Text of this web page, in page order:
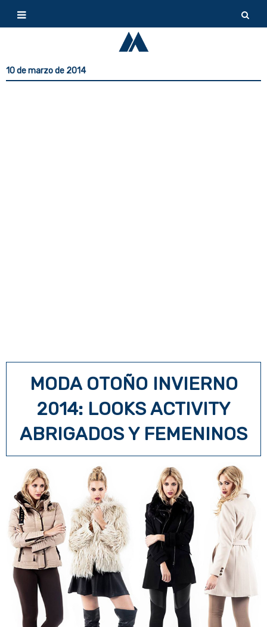
10 de marzo de 2014
MODA OTOÑO INVIERNO
2014: LOOKS ACTIVITY
ABRIGADOS Y FEMENINOS